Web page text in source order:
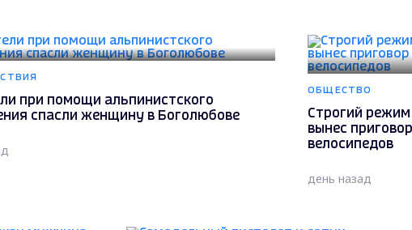
при помощи альпинистского
спасли женщину в Боголюбове
ОБЩЕСТВО
Строгий
вынес
велосипедов
день назад